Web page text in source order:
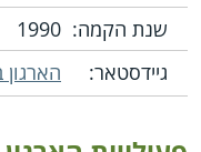
שנת הקמה: 1990
גיידסטאר:
הארגון